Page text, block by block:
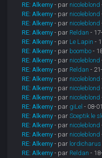
RE: Alkemy - par nicoleblond
RE: Alkemy - par nicoleblond
RE: Alkemy - par nicoleblond
RE: Alkemy - par Reldan -
RE: Alkemy - par Le Lapin -
RE: Alkemy - par boombo -
RE: Alkemy - par nicoleblond
RE: Alkemy - par Reldan -
RE: Alkemy - par nicoleblond
RE: Alkemy - par nicoleblond
RE: Alkemy - par nicoleblond
RE: Alkemy - par giLel - 08-
RE: Alkemy - parSceptik le
RE: Alkemy - par nicoleblond
RE: Alkemy - par nicoleblond
RE: Alkemy - par lordicharus
RE: Alkemy - par Reldan -